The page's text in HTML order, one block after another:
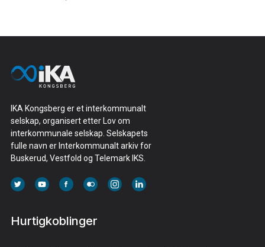
IKA Kongsberg er et interkommunalt
selskap, organisert etter Lov om
interkommunale selskap. Selskapets
fulle navn er Interkommunalt arkiv for
Buskerud, Vestfold og Telemark IKS.
Hurtigkoblinger